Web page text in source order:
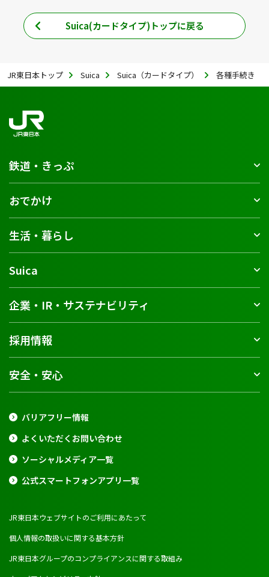
Suica(カードタイプ)トップに戻る
JR東日本トップ Suica Suica（カードタイプ） 各種手続き
鉄道・きっぷ
おでかけ
生活・暮らし
Suica
企業・IR・サステナビリティ
採用情報
安全・安心
バリアフリー情報
よくいただくお問い合わせ
ソーシャルメディア一覧
公式スマートフォンアプリ一覧
JR東日本ウェブサイトのご利用にあたって
個人情報の取扱いに関する基本方針
JR東日本グループのコンプライアンスに関する取組み